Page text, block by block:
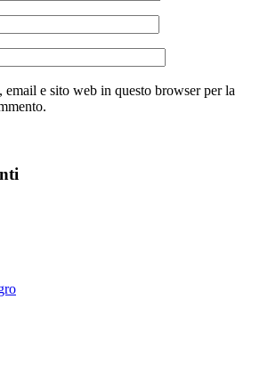
email e sito web in questo browser per la